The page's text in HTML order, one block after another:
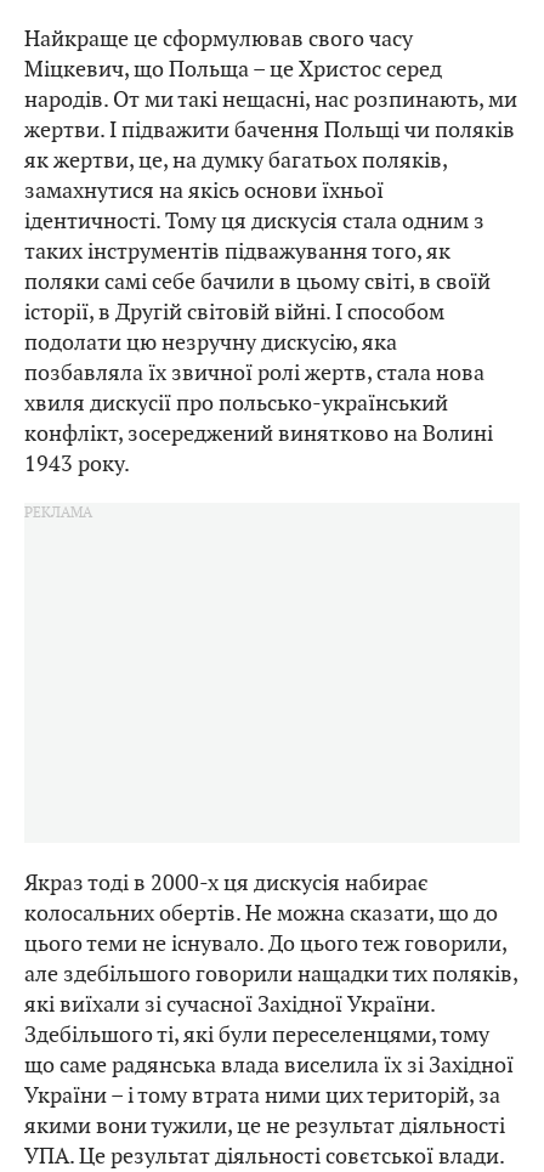
Найкраще це сформулював свого часу
Міцкевич, що Польща – це Христос серед
народів. От ми такі нещасні, нас розпинають, ми
жертви. І підважити бачення Польщі чи поляків
як жертви, це, на думку багатьох поляків,
замахнутися на якісь основи їхньої
ідентичності. Тому ця дискусія стала одним з
таких інструментів підважування того, як
поляки самі себе бачили в цьому світі, в своїй
історії, в Другій світовій війні. І способом
подолати цю незручну дискусію, яка
позбавляла їх звичної ролі жертв, стала нова
хвиля дискусії про польсько-український
конфлікт, зосереджений винятково на Волині
1943 року.
Якраз тоді в 2000-х ця дискусія набирає
колосальних обертів. Не можна сказати, що до
цього теми не існувало. До цього теж говорили,
але здебільшого говорили нащадки тих поляків,
які виїхали зі сучасної Західної України.
Здебільшого ті, які були переселенцями, тому
що саме радянська влада виселила їх зі Західної
України – і тому втрата ними цих територій, за
якими вони тужили, це не результат діяльності
УПА. Це результат діяльності совєтської влади.